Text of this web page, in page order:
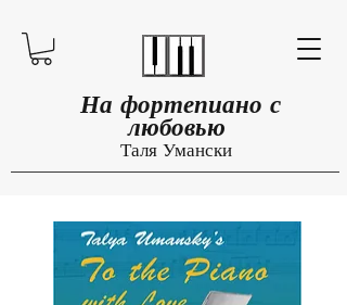
На фортепиано с
любовью
Таля Умански